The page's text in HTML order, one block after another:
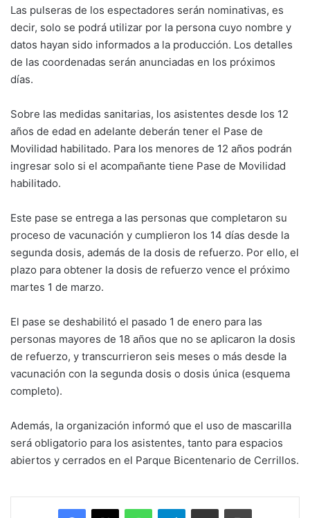
Las pulseras de los espectadores serán nominativas, es
decir, solo se podrá utilizar por la persona cuyo nombre y
datos hayan sido informados a la producción. Los detalles
de las coordenadas serán anunciadas en los próximos
días.
Sobre las medidas sanitarias, los asistentes desde los 12
años de edad en adelante deberán tener el Pase de
Movilidad habilitado. Para los menores de 12 años podrán
ingresar solo si el acompañante tiene Pase de Movilidad
habilitado.
Este pase se entrega a las personas que completaron su
proceso de vacunación y cumplieron los 14 días desde la
segunda dosis, además de la dosis de refuerzo. Por ello, el
plazo para obtener la dosis de refuerzo vence el próximo
martes 1 de marzo.
El pase se deshabilitó el pasado 1 de enero para las
personas mayores de 18 años que no se aplicaron la dosis
de refuerzo, y transcurrieron seis meses o más desde la
vacunación con la segunda dosis o dosis única (esquema
completo).
Además, la organización informó que el uso de mascarilla
será obligatorio para los asistentes, tanto para espacios
abiertos y cerrados en el Parque Bicentenario de Cerrillos.
Facebook
X WhatsAppTelegramEnviar vía email Imprimir